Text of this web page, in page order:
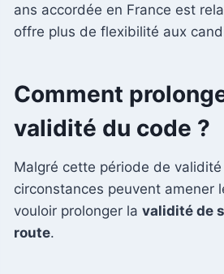
ans accordée en France est
offre plus de flexibilité aux
Comment
validité du code ?
Malgré cette période de
circonstances peuvent amener
vouloir prolonger la validité de
route.